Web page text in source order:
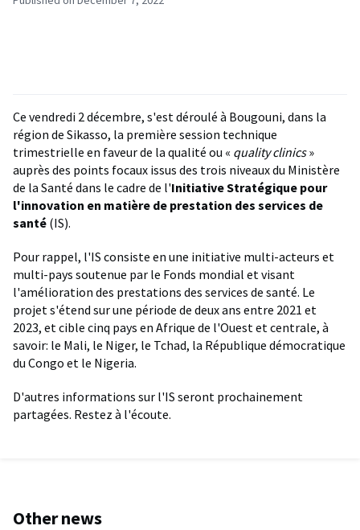
Ce vendredi 2 décembre, s'est déroulé à Bougouni, dans la
région de Sikasso, la première session technique
trimestrielle en faveur de la qualité ou « quality clinics»
auprès des points focaux issus des trois niveaux du Ministère
de la Santé dans le cadre de l'Initiative Stratégique pour
l'innovation en matière de prestation des services de
santé (IS).
Pour rappel, l'IS consiste en une initiative multi-acteurs et
multi-pays soutenue par le Fonds mondial et visant
l'amélioration des prestations des services de santé. Le
projet s'étend sur une période de deux ans entre 2021 et
2023, et cible cinq pays en Afrique de l'Ouest et centrale, à
savoir: le Mali, le Niger, le Tchad, la République démocratique
du Congo et le Nigeria.
D'autres informations sur l'IS seront prochainement
partagées. Restez à l'écoute.
Other news